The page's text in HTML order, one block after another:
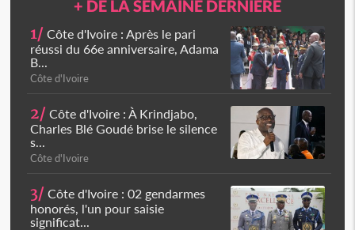
+ DE LA SEMAINE DERNIÈRE
1/ Côte d'Ivoire : Après le pari
réussi du 66e anniversaire, Adama
B...
Côte d'Ivoire
2/ Côte d'Ivoire : À Krindjabo,
Charles Blé Goudé brise le silence
s...
Côte d'Ivoire
3/ Côte d'Ivoire : 02 gendarmes
honorés, l'un pour saisie
significat...